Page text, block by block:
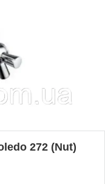
272 (Nut)